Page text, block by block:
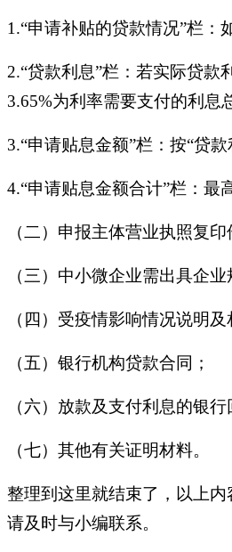
1.“申请补贴的贷款情况”栏
2.“贷款利息”栏：若实际贷
3.65%为利率需要支付的利息
3.“申请贴息金额”栏：按“贷款
4.“申请贴息金额合计”栏：最
（二）申报主体营业执照复
（三）中小微企业需出具企业
（四）受疫情影响情况说明及
（五）银行机构贷款合同；
（六）放款及支付利息的银行
（七）其他有关证明材料。
整理到这里就结束了，以上
请及时与小编联系。